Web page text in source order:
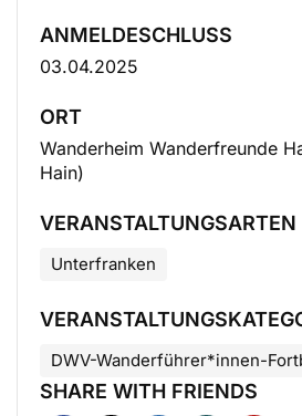
ANMELDESCHLUSS
03.04.2025
ORT
Wanderheim Wanderfreunde
Hain)
VERANSTALTUNGSARTEN
Unterfranken
DWV-Wanderführer*innen-
SHARE WITH FRIENDS